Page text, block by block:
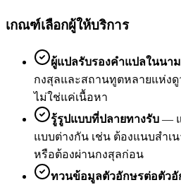
เกณฑ์เลือกผู้ให้บริการ
ผู้แปลรับรองคำแปลในนา
กงสุลและสถานทูตหลายแห่งดู
ไม่ใช่แค่เนื้อหา
รู้รูปแบบที่ปลายทางรับ —
แบบต่างกัน เช่น ต้องแนบสำ
หรือต้องผ่านกงสุลก่อน
ทวนข้อมูลตัวอักษรต่อตัวอั